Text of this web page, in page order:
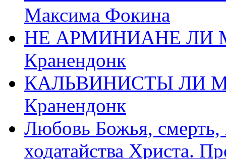
Максима Фокина
НЕ АРМИНИАНЕ ЛИ
Кранендонк
КАЛЬВИНИСТЫ ЛИ
Кранендонк
Любовь Божья, смерть,
ходатайства Христа.